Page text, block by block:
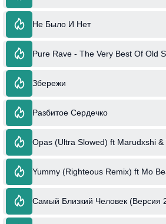
Не Было И Нет
Pure Rave - The Very Best Of Old
Збережи
Разбитое Сердечко
Opas (Ultra Slowed) ft Marudxshi &
Yummy (Righteous Remix) ft Mo
Самый Близкий Человек (Версия